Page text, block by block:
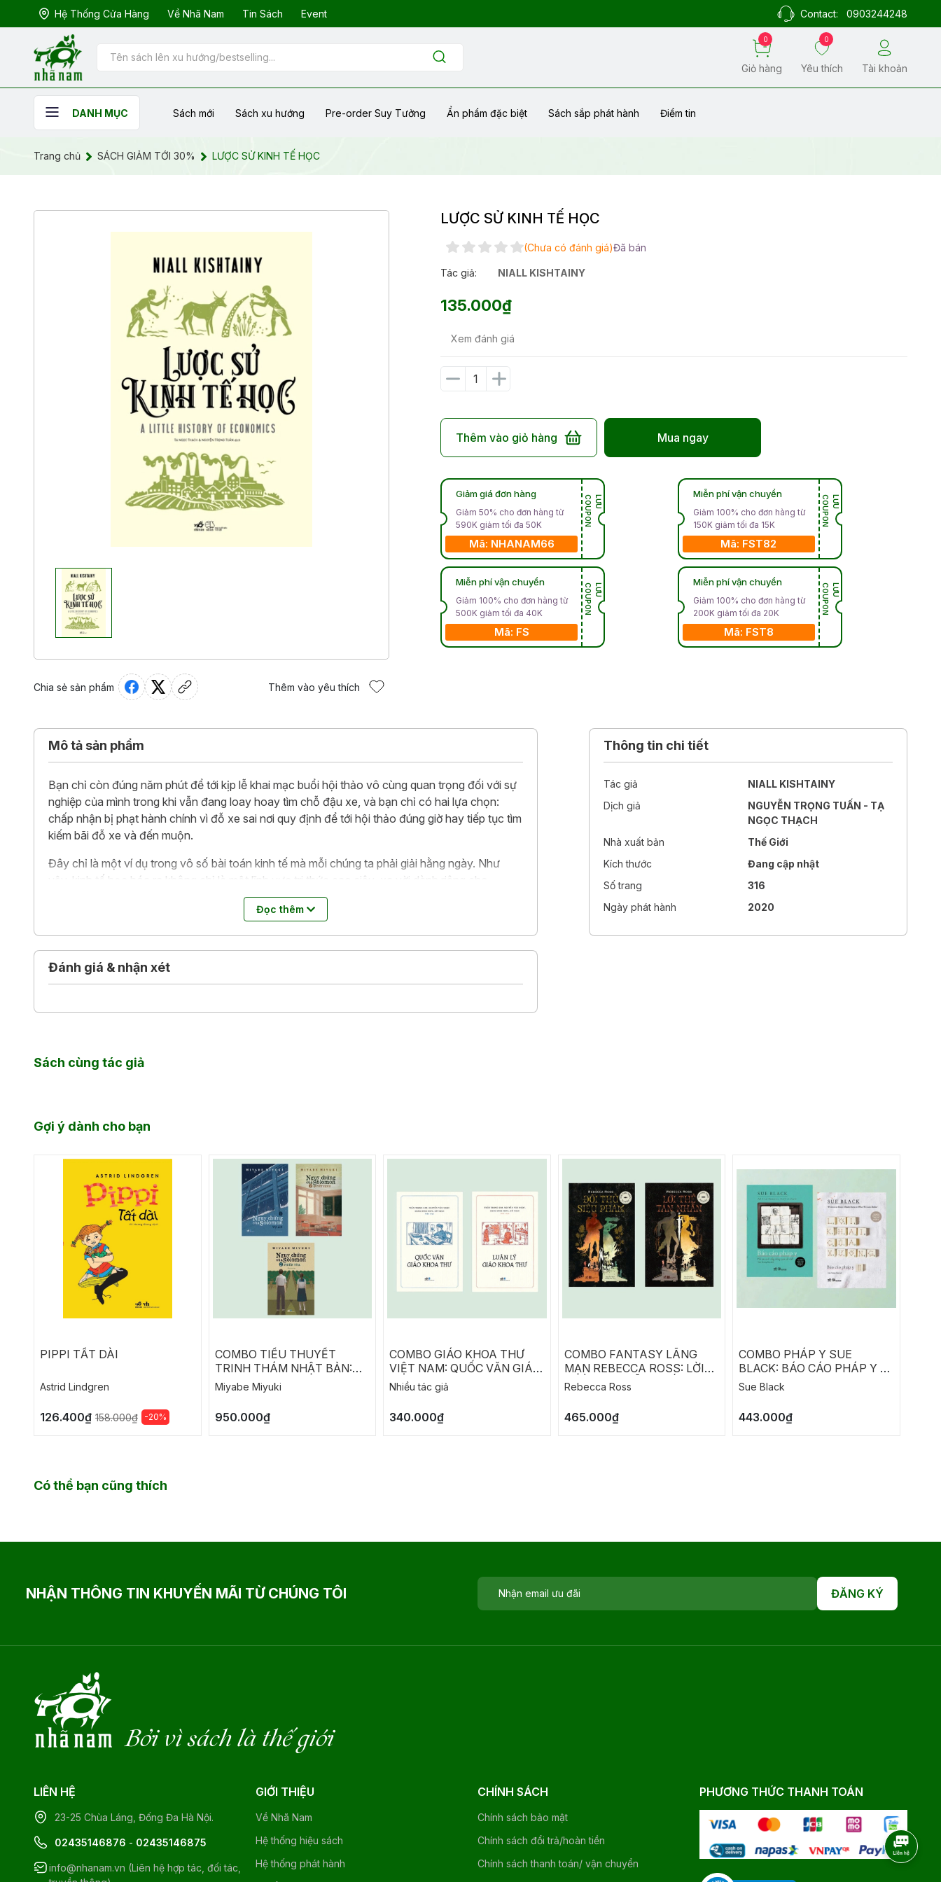
Hệ Thống Cửa Hàng Về Nhã Nam Tin Sách Event Contact: 0903244248
0
Giỏ hàng
0
Yêu thích Tài khoản
DANH MỤC Sách mới Sách xu hướng Pre-order Suy Tưởng Ẩn phẩm đặc biệt Sách sắp phát hành Điểm tin
Trang chủ SÁCH GIẢM TỚI 30% LƯỢC SỬ KINH TẾ HỌC
Chia sẻ sản phẩm Thêm vào yêu thích
LƯỢC SỬ KINH TẾ HỌC
(Chưa có đánh giá)Đã bán
Tác giả: NIALL KISHTAINY
135.000₫
Xem đánh giá
Thêm vào giỏ hàng Mua ngay
Giảm giá đơn hàng
Giảm 50% cho đơn hàng từ
590K giảm tối đa 50K
Mã: NHANAM66
L
Ư
U
C
O
U
P
O
N
Miễn phí vận chuyển
Giảm 100% cho đơn hàng từ
500K giảm tối đa 40K
Mã: FS
L
Ư
U
C
O
U
P
O
N
Miễn phí vận chuyển
Giảm 100% cho đơn hàng từ
150K giảm tối đa 15K
Mã: FST82
L
Ư
U
C
O
U
P
O
N
Miễn phí vận chuyển
Giảm 100% cho đơn hàng từ
200K giảm tối đa 20K
Mã: FST8
L
Ư
U
C
O
U
P
O
N
Mô tả sản phẩm
Bạn chỉ còn đúng năm phút để tới kịp lễ khai mạc buổi hội thảo vô cùng quan trọng đối với sự
nghiệp của mình trong khi vẫn đang loay hoay tìm chỗ đậu xe, và bạn chỉ có hai lựa chọn:
chấp nhận bị phạt hành chính vì đỗ xe sai nơi quy định để tới hội thảo đúng giờ hay tiếp tục tìm
kiếm bãi đỗ xe và đến muộn.
Đây chỉ là một ví dụ trong vô số bài toán kinh tế mà mỗi chúng ta phải giải hằng ngày. Như
vậy, kinh tế học hóa ra không chỉ là một lĩnh vực tri thức cao siêu, xa vời dành riêng cho
những nhà kinh tế học, chính khách hay doanh nhân, nó hiện diện trong mọi quyết định lớn
nhỏ của đời sống. Nhận thức được tầm quan trọng của những hiểu biết kinh tế học căn bản
cho độc giả đại chúng một “công cụ” sắc bén, hữu ích mà lại rất dễ dàng tiếp cận.
Lược sử kinh tế học chọn lọc và trình bày theo trật tự biên niên những hình thái, học thuyết,
một góc nhìn khách quan, cách diễn giải cuốn hút và những ví dụ minh họa rất sinh động, gần
Đọc thêm
Đánh giá & nhận xét
Thông tin chi tiết
Tác giả
NIALL KISHTAINY
Dịch giả
NGUYỄN TRỌNG TUẤN - TẠ
NGỌC THẠCH
Nhà xuất bản
Thế Giới
Kích thước
Đang cập nhật
Số trang
316
Ngày phát hành
2020
Sách cùng tác giả
Gợi ý dành cho bạn
PIPPI TẤT DÀI
Astrid Lindgren
126.400₫ 158.000₫ -20%
COMBO TIỂU THUYẾT
TRINH THÁM NHẬT BẢN:
NGỤY CHỨNG CỦA
SOLOMON
Miyabe Miyuki
950.000₫
COMBO GIÁO KHOA THƯ
VIỆT NAM: QUỐC VĂN GIÁO
KHOA THƯ - LUÂN LÝ GIÁO
KHOA THƯ
Nhiều tác giả
340.000₫
COMBO FANTASY LÃNG
MẠN REBECCA ROSS: LỜI
THỀ TÀN NHẪN - ĐỐI THỦ
Rebecca Ross
465.000₫
COMBO PHÁP Y SUE
BLACK: BÁO CÁO PHÁP Y -
LỜI KHAI CỦA XƯƠNG
Sue Black
443.000₫
Có thể bạn cũng thích
NHẬN THÔNG TIN KHUYẾN MÃI TỪ CHÚNG TÔI ĐĂNG KÝ
Bởi vì sách là thế giới
LIÊN HỆ
23-25 Chùa Láng, Đống Đa Hà Nội.
02435146876 - 02435146875
info@nhanam.vn (Liên hệ hợp tác, đối tác,
GIỚI THIỆU
Về Nhã Nam
Hệ thống hiệu sách
Hệ thống phát hành
CHÍNH SÁCH
Chính sách bảo mật
Chính sách đổi trả/hoàn tiền
Chính sách thanh toán/ vận chuyển
PHƯƠNG THỨC THANH TOÁN